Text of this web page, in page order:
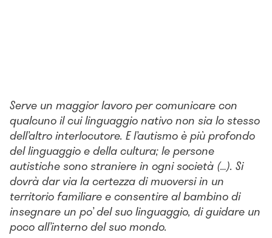
Serve un maggior lavoro per comunicare con
qualcuno il cui linguaggio nativo non sia lo stesso
dell’altro interlocutore. E l’autismo è più profondo
del linguaggio e della cultura; le persone
autistiche sono straniere in ogni società (…). Si
dovrà dar via la certezza di muoversi in un
territorio familiare e consentire al bambino di
insegnare un po’ del suo linguaggio, di guidare un
poco all’interno del suo mondo.